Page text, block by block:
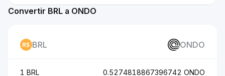
Convertir BRL a ONDO
BRL ONDO
1 BRL 0.5274818867396742 ONDO